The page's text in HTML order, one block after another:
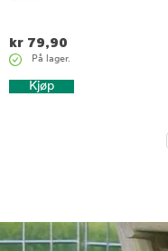
kr 79,90
På lager.
Kjøp